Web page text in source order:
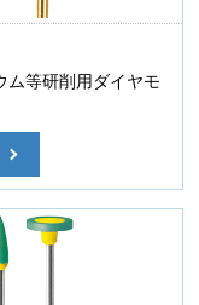
ム等研削用ダイヤモ